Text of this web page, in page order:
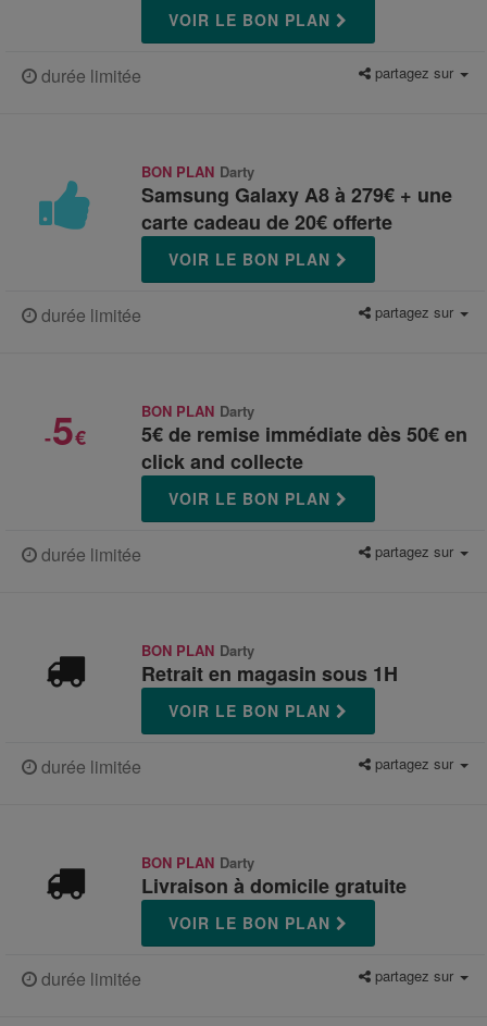
VOIR LE BON PLAN
durée limitée partagez sur
BON PLAN Darty
Samsung Galaxy A8 à 279€ + une
carte cadeau de 20€ offerte
VOIR LE BON PLAN
durée limitée partagez sur
-5€
BON PLAN Darty
5€ de remise immédiate dès 50€ en
click and collecte
VOIR LE BON PLAN
durée limitée partagez sur
BON PLAN Darty
Retrait en magasin sous 1H
VOIR LE BON PLAN
durée limitée partagez sur
BON PLAN Darty
Livraison à domicile gratuite
VOIR LE BON PLAN
durée limitée partagez sur